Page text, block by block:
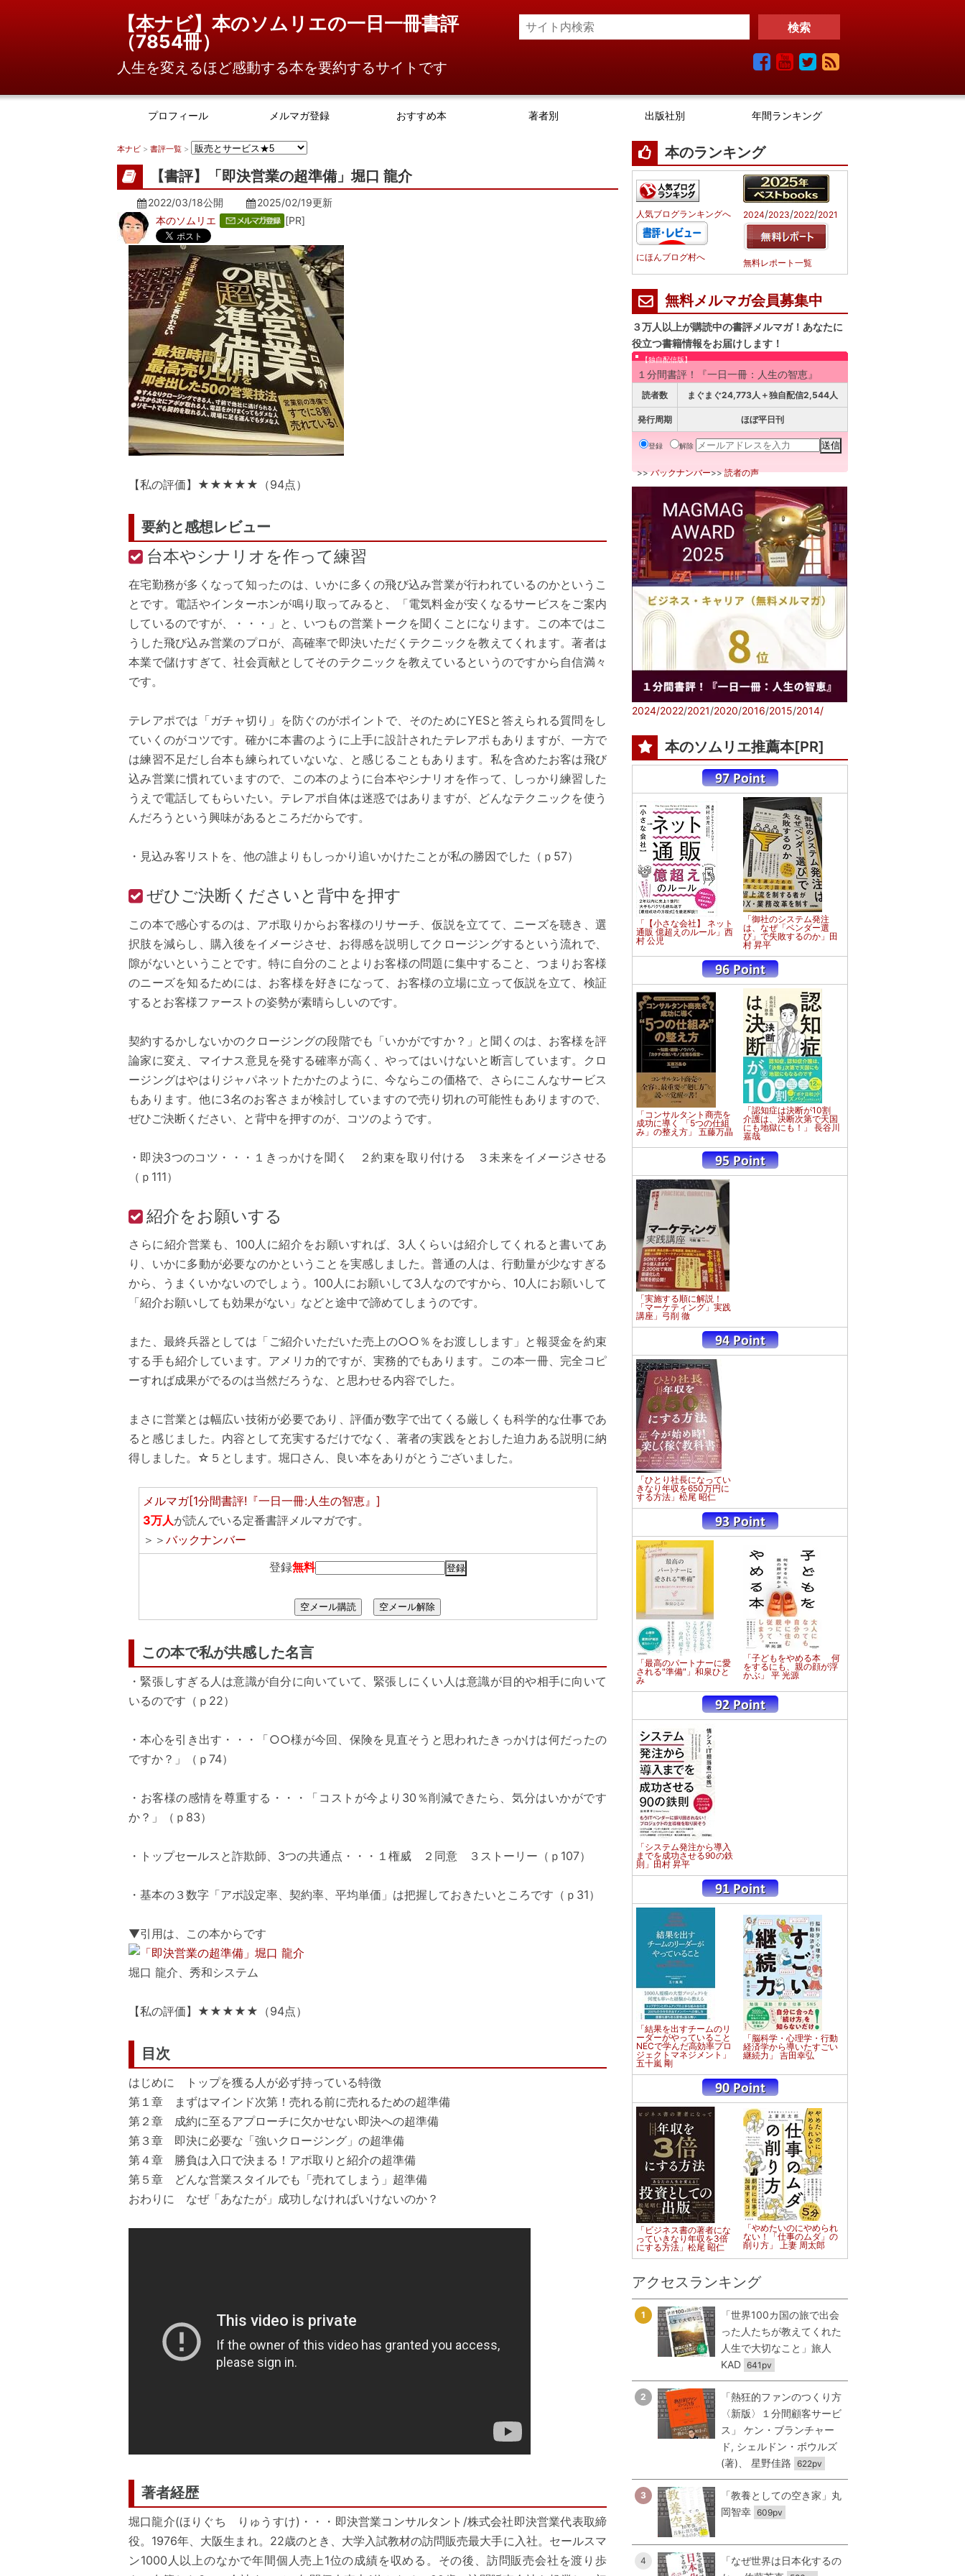
【本ナビ】本のソムリエの一日一冊書評
（7854冊）
人生を変えるほど感動する本を要約するサイトです
プロフィール メルマガ登録 おすすめ本 著者別 出版社別 年間ランキング
本ナビ > 書評一覧 >
【書評】「即決営業の超準備」堀口 龍介
2022/03/18公開 2025/02/19更新
本のソムリエ
[PR]
【私の評価】★★★★★（94点）
要約と感想レビュー
台本やシナリオを作って練習
在宅勤務が多くなって知ったのは、いかに多くの飛び込み営業が行われているのかというこ
とです。電話やインターホンが鳴り取ってみると、「電気料金が安くなるサービスをご案内
しているのですが、・・・」と、いつもの営業トークを聞くことになります。この本ではこ
うした飛び込み営業のプロが、高確率で即決いただくテクニックを教えてくれます。著者は
本業で儲けすぎて、社会貢献としてそのテクニックを教えているというのですから自信満々
です。
テレアポでは「ガチャ切り」を防ぐのがポイントで、そのためにYESと答えられる質問をし
ていくのがコツです。確かに本書のように上手に設計されたテレアポもありますが、一方で
は練習不足だし台本も練られていないな、と感じることもあります。私を含めたお客は飛び
込み営業に慣れていますので、この本のように台本やシナリオを作って、しっかり練習した
うえで電話してもらいたい。テレアポ自体は迷惑ではありますが、どんなテクニックを使う
んだろうという興味があるところだからです。
・見込み客リストを、他の誰よりもしっかり追いかけたことが私の勝因でした（ｐ57）
ぜひご決断くださいと背中を押す
この本で感心するのは、アポ取りからお客様のリサーチ、仮説を立てて、ニーズを聴き、選
択肢を減らし、購入後をイメージさせ、お得感を説明してクロージングするという流れで、
隙がないということです。特に自分のことよりお客様の問題に集中すること、つまりお客様
のニーズを知るためには、お客様を好きになって、お客様の立場に立って仮説を立て、検証
するとお客様ファーストの姿勢が素晴らしいのです。
契約するかしないかのクロージングの段階でも「いかがですか？」と聞くのは、お客様を評
論家に変え、マイナス意見を発する確率が高く、やってはいけないと断言しています。クロ
ージングはやはりジャパネットたかたのように、今ならこの価格で、さらにこんなサービス
もあります。他に3名のお客さまが検討していますので売り切れの可能性もありますので、
ぜひご決断ください、と背中を押すのが、コツのようです。
・即決3つのコツ・・・１きっかけを聞く ２約束を取り付ける ３未来をイメージさせる
（ｐ111）
紹介をお願いする
さらに紹介営業も、100人に紹介をお願いすれば、3人くらいは紹介してくれると書いてあ
り、いかに多動が必要なのかということを実感しました。普通の人は、行動量が少なすぎる
から、うまくいかないのでしょう。100人にお願いして3人なのですから、10人にお願いして
「紹介お願いしても効果がない」などと途中で諦めてしまうのです。
また、最終兵器としては「ご紹介いただいた売上の○○％をお渡しします」と報奨金を約束
する手も紹介しています。アメリカ的ですが、実務的でもあります。この本一冊、完全コピ
ーすれば成果がでるのは当然だろうな、と思わせる内容でした。
まさに営業とは幅広い技術が必要であり、評価が数字で出てくる厳しくも科学的な仕事であ
ると感じました。内容として充実するだけでなく、著者の実践をとおした迫力ある説明に納
得しました。☆５とします。堀口さん、良い本をありがとうございました。
メルマガ[1分間書評!『一日一冊:人生の智恵』]
3万人が読んでいる定番書評メルマガです。
＞＞ バックナンバー
登録無料
空メール購読 空メール解除
この本で私が共感した名言
・緊張しすぎる人は意識が自分に向いていて、緊張しにくい人は意識が目的や相手に向いて
いるのです（ｐ22）
・本心を引き出す・・・「○○様が今回、保険を見直そうと思われたきっかけは何だったの
ですか？」（ｐ74）
・お客様の感情を尊重する・・・「コストが今より30％削減できたら、気分はいかがです
か？」（ｐ83）
・トップセールスと詐欺師、3つの共通点・・・１権威 ２同意 ３ストーリー（ｐ107）
・基本の３数字「アポ設定率、契約率、平均単価」は把握しておきたいところです（ｐ31）
▼引用は、この本からです
堀口 龍介、秀和システム
【私の評価】★★★★★（94点）
目次
はじめに トップを獲る人が必ず持っている特徴
第１章 まずはマインド次第！売れる前に売れるための超準備
第２章 成約に至るアプローチに欠かせない即決への超準備
第３章 即決に必要な「強いクロージング」の超準備
第４章 勝負は入口で決まる！アポ取りと紹介の超準備
第５章 どんな営業スタイルでも「売れてしまう」超準備
おわりに なぜ「あなたが」成功しなければいけないのか？
著者経歴
堀口龍介(ほりぐち りゅうすけ)・・・即決営業コンサルタント/株式会社即決営業代表取締
役。1976年、大阪生まれ。22歳のとき、大学入試教材の訪問販売最大手に入社。セールスマ
ン1000人以上のなかで年間個人売上1位の成績を収める。その後、訪問販売会社を渡り歩
本のランキング
人気ブログランキングへ
にほんブログ村へ
2024/2023/2022/2021
無料レポート一覧
無料メルマガ会員募集中
３万人以上が購読中の書評メルマガ！あなたに
役立つ書籍情報をお届けします！
【独自配信版】
１分間書評！『一日一冊：人生の智恵』
読者数 まぐまぐ24,773人＋独自配信2,544人
発行周期 ほぼ平日刊
登録 解除
>>バックナンバー>>読者の声
2024/2022/2021/2020/2016/2015/2014/
本のソムリエ推薦本[PR]
「【小さな会社】 ネット
通販 億超えのルール」西
村 公児
「御社のシステム発注
は、なぜ「ベンダー選
び」で失敗するのか」田
村 昇平
「コンサルタント商売を
成功に導く 「5つの仕組
み」の整え方」 五藤万晶
「認知症は決断が10割
介護は、決断次第で天国
にも地獄にも！」 長谷川
嘉哉
「実施する順に解説！
「マーケティング」実践
講座」弓削 徹
「ひとり社長になってい
きなり年収を650万円に
する方法」松尾 昭仁
「最高のパートナーに愛
される"準備"」和泉ひと
み
「子どもをやめる本 何
をするにも、親の顔が浮
かぶ」 平 光源
「システム発注から導入
までを成功させる90の鉄
則」田村 昇平
「結果を出すチームのリ
ーダーがやっていること
NECで学んだ高効率プロ
ジェクトマネジメント」
五十嵐 剛
「脳科学・心理学・行動
経済学から導いたすごい
継続力」 吉田幸弘
「ビジネス書の著者にな
っていきなり年収を3倍
にする方法」松尾 昭仁
「やめたいのにやめられ
ない！「仕事のムダ」の
削り方」 上妻 周太郎
アクセスランキング
1
「世界100カ国の旅で出会
った人たちが教えてくれた
人生で大切なこと」旅人
KAD 641pv
2
「熱狂的ファンのつくり方
〈新版〉１分間顧客サービ
ス」 ケン・ブランチャー
ド, シェルドン・ボウルズ
(著)、 星野佳路 622pv
3
「教養としての空き家」丸
岡智幸 609pv
4
「なぜ世界は日本化するの